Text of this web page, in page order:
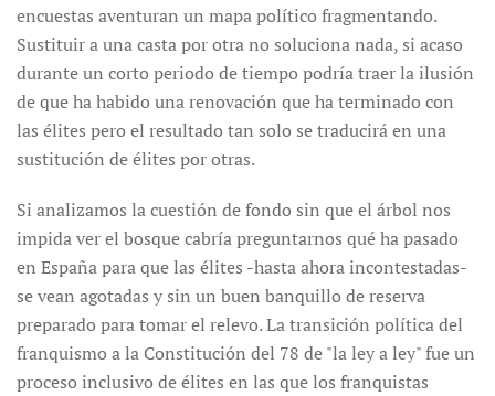
encuestas aventuran un mapa político fragmentando.
Sustituir a una casta por otra no soluciona nada, si acaso
durante un corto periodo de tiempo podría traer la ilusión
de que ha habido una renovación que ha terminado con
las élites pero el resultado tan solo se traducirá en una
sustitución de élites por otras.
Si analizamos la cuestión de fondo sin que el árbol nos
impida ver el bosque cabría preguntarnos qué ha pasado
en España para que las élites -hasta ahora incontestadas-
se vean agotadas y sin un buen banquillo de reserva
preparado para tomar el relevo. La transición política del
franquismo a la Constitución del 78 de "la ley a ley" fue un
proceso inclusivo de élites en las que los franquistas